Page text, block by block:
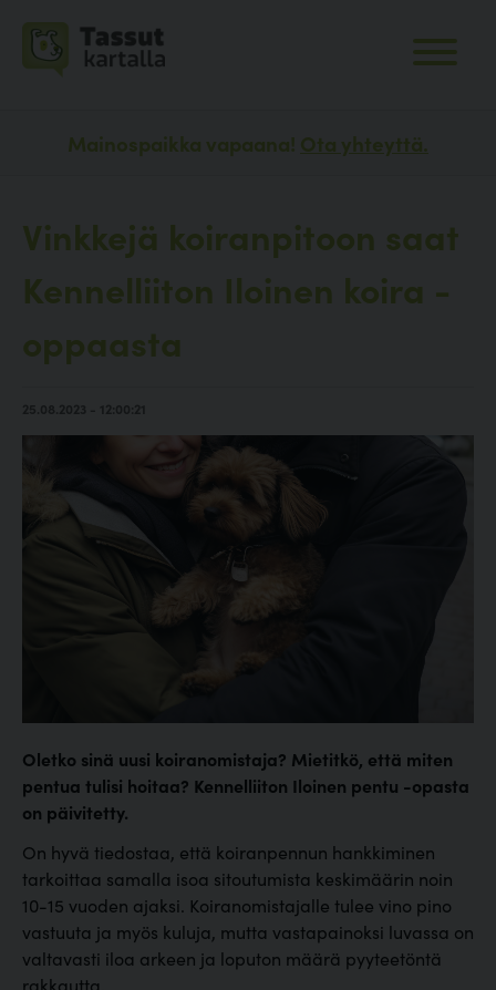
Mainospaikka vapaana! Ota yhteyttä.
Vinkkejä koiranpitoon saat
Kennelliiton Iloinen koira -
oppaasta
Oletko sinä uusi koiranomistaja? Mietitkö, että miten
pentua tulisi hoitaa? Kennelliiton Iloinen pentu -opasta
on päivitetty.
On hyvä tiedostaa, että koiranpennun hankkiminen
tarkoittaa samalla isoa sitoutumista keskimäärin noin
10-15 vuoden ajaksi. Koiranomistajalle tulee vino pino
vastuuta ja myös kuluja, mutta vastapainoksi luvassa on
valtavasti iloa arkeen ja loputon määrä pyyteetöntä
rakkautta.